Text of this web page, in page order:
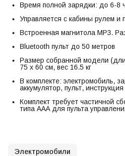
Время полной зарядки: до 6-8
Управляется с кабины рулем и
Встроенная магнитола MP3.
Bluetooth пульт до 50 метров
Размер собранной модели
75 х 60 см, вес 16.5 кг
В комплекте: электромобиль,
аккумулятор, пульт, инструкция
Комплект требует частичной
типа ААА для пульта
Электромобили